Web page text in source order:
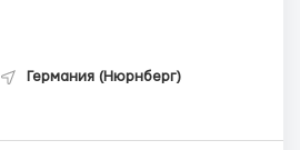
Германия (Нюрнберг)